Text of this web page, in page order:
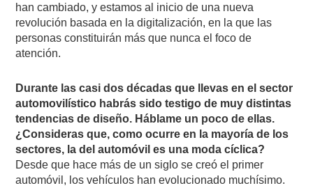
han cambiado, y estamos al inicio de una nueva
revolución basada en la digitalización, en la que las
personas constituirán más que nunca el foco de
atención.
Durante las casi dos décadas que llevas en el sector
automovilístico habrás sido testigo de muy distintas
tendencias de diseño. Háblame un poco de ellas.
¿Consideras que, como ocurre en la mayoría de los
sectores, la del automóvil es una moda cíclica?
Desde que hace más de un siglo se creó el primer
automóvil, los vehículos han evolucionado muchísimo.